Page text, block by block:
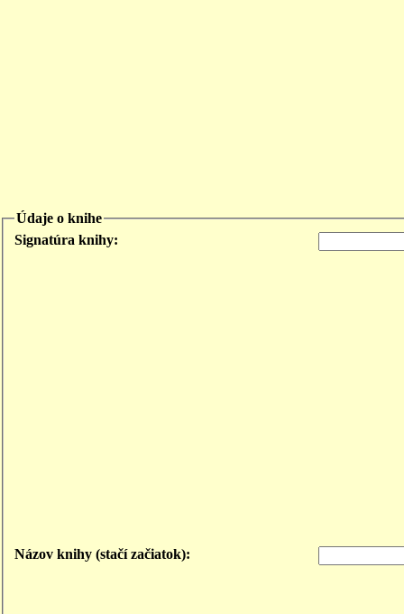
Údaje o knihe
Signatúra knihy:
Názov knihy (stačí začiatok):